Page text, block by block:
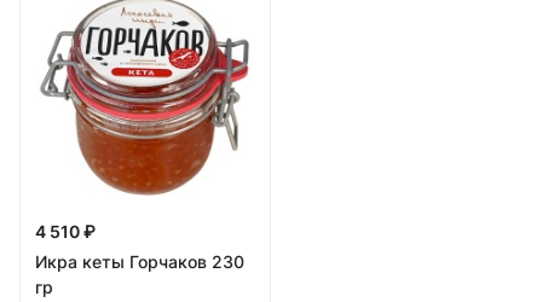
4 510 ₽
Икра кеты Горчаков 230
гр